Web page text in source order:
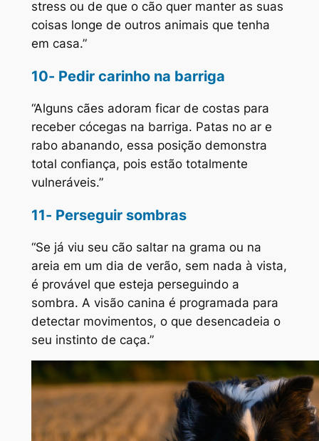
stress ou de que o cão quer manter as suas
coisas longe de outros animais que tenha
em casa.”
10- Pedir carinho na barriga
“Alguns cães adoram ficar de costas para
receber cócegas na barriga. Patas no ar e
rabo abanando, essa posição demonstra
total confiança, pois estão totalmente
vulneráveis.”
11- Perseguir sombras
“Se já viu seu cão saltar na grama ou na
areia em um dia de verão, sem nada à vista,
é provável que esteja perseguindo a
sombra. A visão canina é programada para
detectar movimentos, o que desencadeia o
seu instinto de caça.”